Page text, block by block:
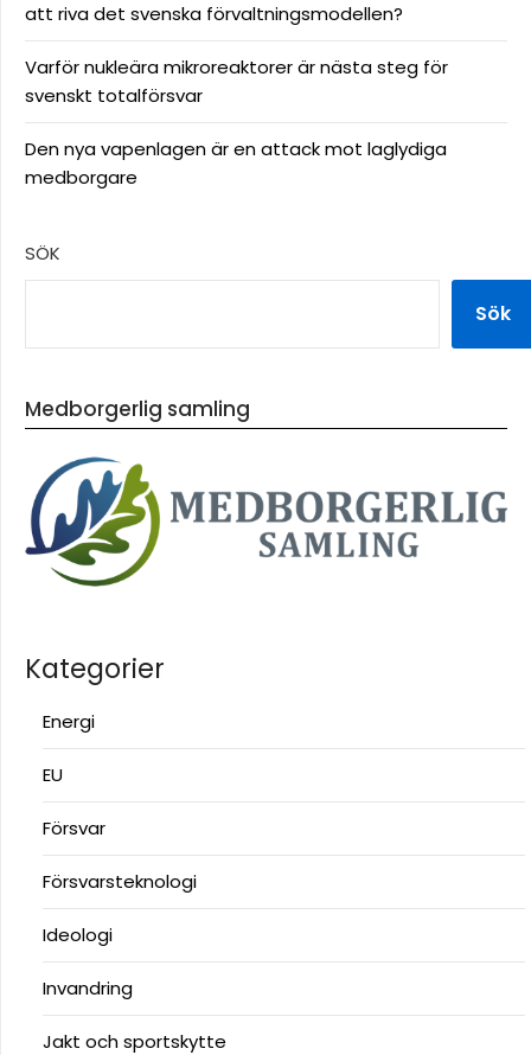
att riva det svenska förvaltningsmodellen?
Varför nukleära mikroreaktorer är nästa steg för
svenskt totalförsvar
Den nya vapenlagen är en attack mot laglydiga
medborgare
SÖK
Sök
Medborgerlig samling
Kategorier
Energi
EU
Försvar
Försvarsteknologi
Ideologi
Invandring
Jakt och sportskytte